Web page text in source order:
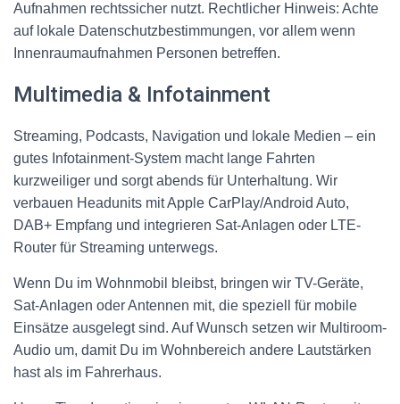
Aufnahmen rechtssicher nutzt. Rechtlicher Hinweis: Achte
auf lokale Datenschutzbestimmungen, vor allem wenn
Innenraumaufnahmen Personen betreffen.
Multimedia & Infotainment
Streaming, Podcasts, Navigation und lokale Medien – ein
gutes Infotainment-System macht lange Fahrten
kurzweiliger und sorgt abends für Unterhaltung. Wir
verbauen Headunits mit Apple CarPlay/Android Auto,
DAB+ Empfang und integrieren Sat-Anlagen oder LTE-
Router für Streaming unterwegs.
Wenn Du im Wohnmobil bleibst, bringen wir TV-Geräte,
Sat-Anlagen oder Antennen mit, die speziell für mobile
Einsätze ausgelegt sind. Auf Wunsch setzen wir Multiroom-
Audio um, damit Du im Wohnbereich andere Lautstärken
hast als im Fahrerhaus.